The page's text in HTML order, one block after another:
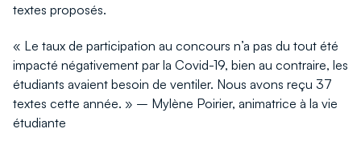
textes proposés.
« Le taux de participation au concours n’a pas du tout été
impacté négativement par la Covid-19, bien au contraire, les
étudiants avaient besoin de ventiler. Nous avons reçu 37
textes cette année. » – Mylène Poirier, animatrice à la vie
étudiante